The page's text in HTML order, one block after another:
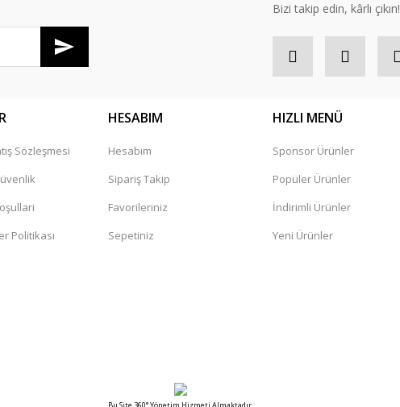
Bizi takip edin, kârlı çıkın!
Sözleşmesi
Politikası
HESABIM
Hesabım
Sipariş Takip
Favorileriniz
Sepetiniz
HIZLI MENÜ
Sponsor Ürünler
Popüler Ürünler
İndirimli Ürünler
Yeni Ürünler